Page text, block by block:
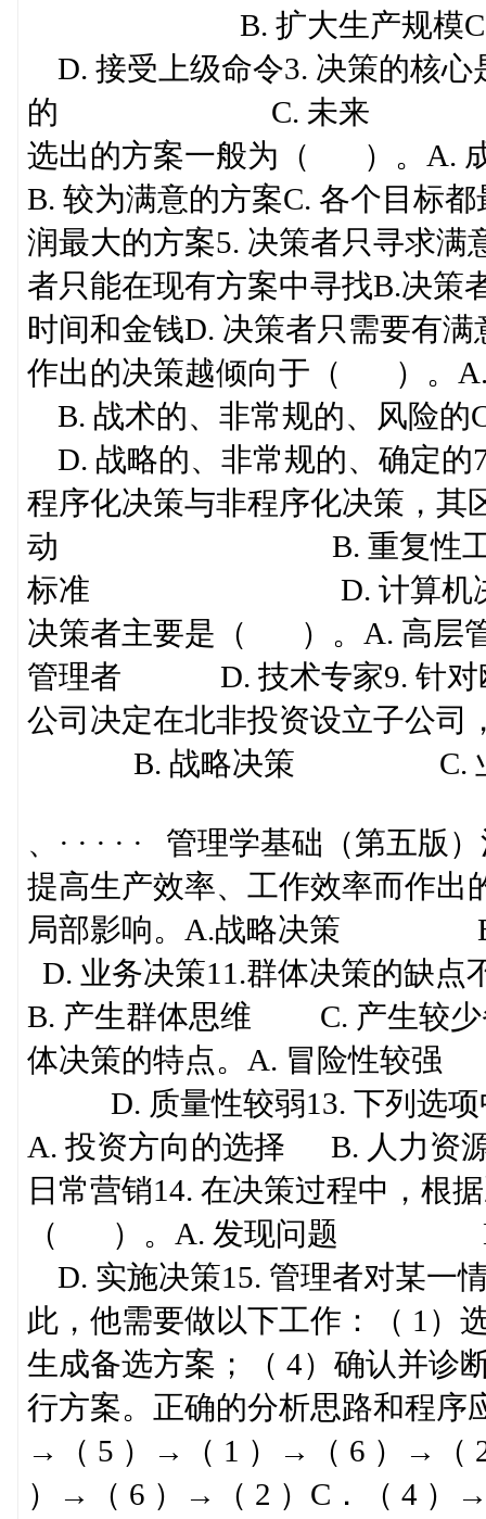
B. 扩大生产规模
D. 接受上级命令3. 决
的 C. 未来 D. 选择
选出的方案一般为
B. 较为满意的方案C. 各
润最大的方案5. 决策者只寻求
者只能在现有方案中寻找B.决策
时间和金钱D. 决策者只需要有
作出的决策越倾向于（
B. 战术的、非常规的、风
D. 战略的、非常规的、确定
程序化决策与非程序化决策，
动 B. 重复性工作或非
标准 D. 计算机决策或非
决策者主要是（ ）。A.
管理者 D. 技术专家9. 针对欧
公司决定在北非投资设立子公
B. 战略决策 C. 业
、· · · · · 管理学基础（第五
提高生产效率、工作效率而作出
局部影响。A.战略决
D. 业务决策11.群体决策的
B. 产生群体思维 C. 产生较
体决策的特点。A. 冒险性
D. 质量性较弱13. 下列选项
A. 投资方向的选择 B. 人力资
日常营销14. 在决策过程中，根
（ ）。A. 发现问
D. 实施决策15. 管理者对某一
此，他需要做以下工作：（ 1）
生成备选方案；（ 4）确认并诊
行方案。正确的分析思路和程
→（ 5 ）→（ 1 ）→（ 6 ）→（
）→（ 6 ）→（ 2 ）C．（ 4